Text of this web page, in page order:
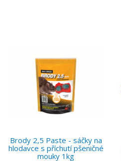
Brody 2,5 Paste - sáčky na
hlodavce s příchutí pšeničné
mouky 1kg